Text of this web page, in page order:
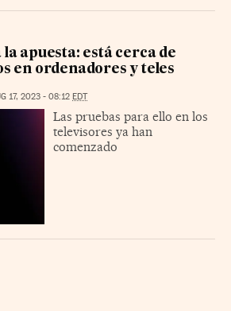
apuesta: está cerca de
en ordenadores y teles
17, 2023 - 08:12 EDT
Las pruebas para ello en los
televisores ya han
comenzado